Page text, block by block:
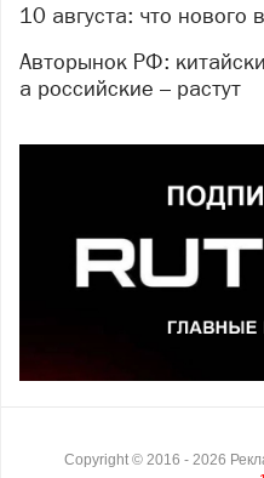
10 августа: что нового
Авторынок РФ: китайские марки сдают позиции,
а российские – растут
Copyright © 2016 - 2026